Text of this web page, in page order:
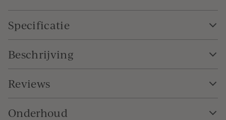
Specificatie
Beschrijving
Reviews
Onderhoud